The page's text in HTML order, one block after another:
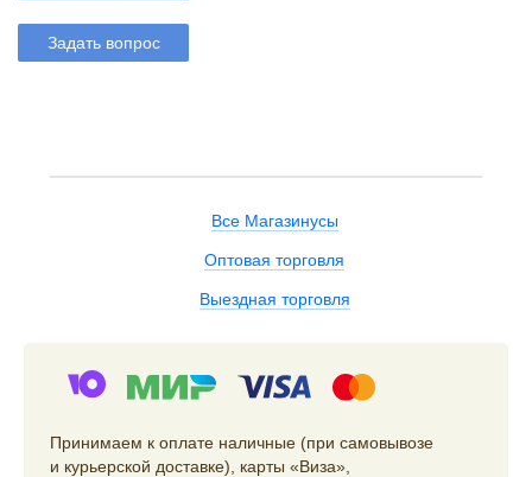
Задать вопрос
Все Магазинусы
Оптовая торговля
Выездная торговля
Принимаем к оплате наличные (при самовывозе
и курьерской доставке), карты «Виза»,